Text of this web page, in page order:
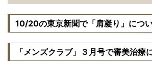
10/20の東京新聞で「肩凝り」につ
「メンズクラブ」３月号で審美治療